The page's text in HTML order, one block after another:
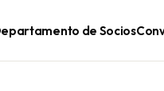
de Socios